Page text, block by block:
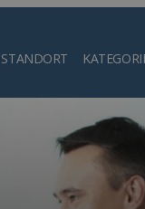
STANDORT